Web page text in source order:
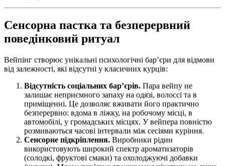
Сенсорна пастка та безперервний
поведінковий ритуал
Вейпінг створює унікальні психологічні бар’єри для відмови
від залежності, які відсутні у класичних курців:
Відсутність соціальних бар’єрів. Пара вейпу не
залишає неприємного запаху на одязі, волоссі та в
приміщенні. Це дозволяє вживати його практично
безперервно: вдома в ліжку, на робочому місці, в
автомобілі, у громадських місцях. У вейпера повністю
розмиваються часові інтервали між сесіями куріння.
Сенсорне підкріплення. Виробники рідин
використовують широкий спектр ароматизаторів
(солодкі, фруктові смаки) та охолоджуючі добавки